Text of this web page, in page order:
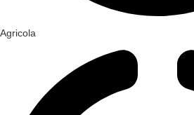
Agricola